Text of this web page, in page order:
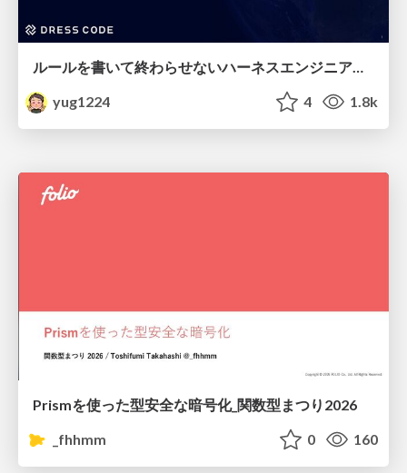
ルールを書いて終わらせないハーネスエンジニアリング
yug1224
4 1.8k
Prismを使った型安全な暗号化_関数型まつり2026
_fhhmm
0 160